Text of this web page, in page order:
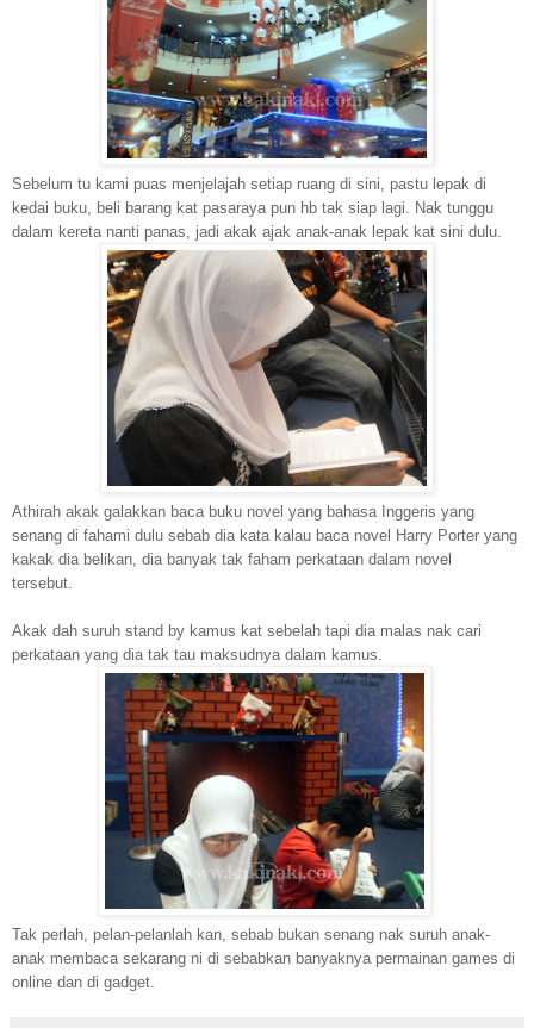
Sebelum tu kami puas menjelajah setiap ruang di sini, pastu lepak di
kedai buku, beli barang kat pasaraya pun hb tak siap lagi. Nak tunggu
dalam kereta nanti panas, jadi akak ajak anak-anak lepak kat sini dulu.
Athirah akak galakkan baca buku novel yang bahasa Inggeris yang
senang di fahami dulu sebab dia kata kalau baca novel Harry Porter yang
kakak dia belikan, dia banyak tak faham perkataan dalam novel
tersebut.
Akak dah suruh stand by kamus kat sebelah tapi dia malas nak cari
perkataan yang dia tak tau maksudnya dalam kamus.
Tak perlah, pelan-pelanlah kan, sebab bukan senang nak suruh anak-
anak membaca sekarang ni di sebabkan banyaknya permainan games di
online dan di gadget.